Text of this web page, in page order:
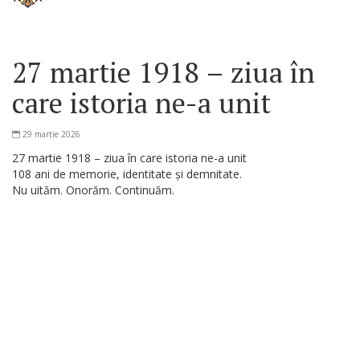
27 martie 1918 – ziua în
care istoria ne-a unit
29 martie 2026
27 martie 1918 – ziua în care istoria ne-a unit
108 ani de memorie, identitate și demnitate.
Nu uităm. Onorăm. Continuăm.